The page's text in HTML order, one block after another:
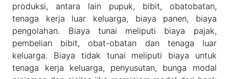
produksi, antara lain pupuk, bibit, obatobatan,
tenaga kerja luar keluarga, biaya panen, biaya
pengolahan. Biaya tunai meliputi biaya pajak,
pembelian bibit, obat-obatan dan tenaga luar
keluarga. Biaya tidak tunai meliputi biaya untuk
tenaga kerja keluarga, penyusutan, bunga modal